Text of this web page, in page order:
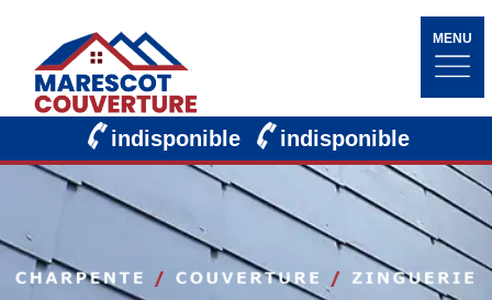
MENU
indisponible indisponible